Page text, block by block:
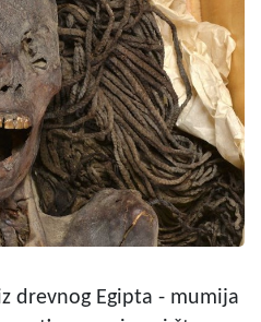
drevnog Egipta - mumija